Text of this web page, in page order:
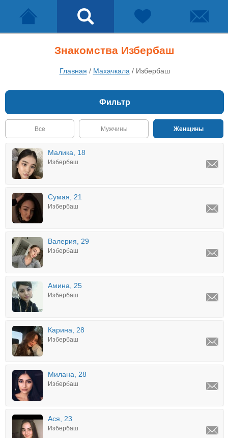
Знакомства Избербаш
Главная / Махачкала / Избербаш
Фильтр
Все Мужчины Женщины
Малика, 18
Избербаш
Сумая, 21
Избербаш
Валерия, 29
Избербаш
Амина, 25
Избербаш
Карина, 28
Избербаш
Милана, 28
Избербаш
Ася, 23
Избербаш